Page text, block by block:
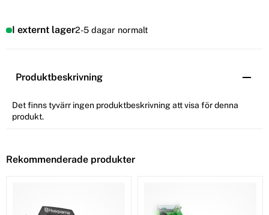
I externt lager2-5 dagar normalt
Produktbeskrivning
Det finns tyvärr ingen produktbeskrivning att visa för denna
produkt.
Rekommenderade produkter